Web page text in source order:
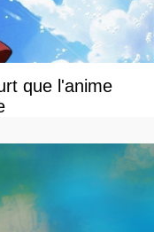
que l'anime